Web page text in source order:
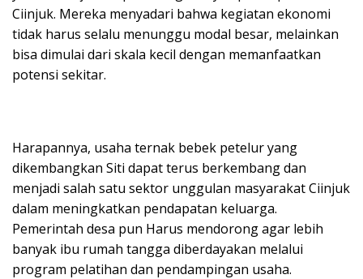
Ciinjuk. Mereka menyadari bahwa kegiatan ekonomi
tidak harus selalu menunggu modal besar, melainkan
bisa dimulai dari skala kecil dengan memanfaatkan
potensi sekitar.
Harapannya, usaha ternak bebek petelur yang
dikembangkan Siti dapat terus berkembang dan
menjadi salah satu sektor unggulan masyarakat Ciinjuk
dalam meningkatkan pendapatan keluarga.
Pemerintah desa pun Harus mendorong agar lebih
banyak ibu rumah tangga diberdayakan melalui
program pelatihan dan pendampingan usaha.